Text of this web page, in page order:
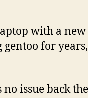
with a
gentoo for
issue back